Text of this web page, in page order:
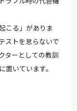
こる」がありま
ストを怠らないで
ターとしての教訓
いています。